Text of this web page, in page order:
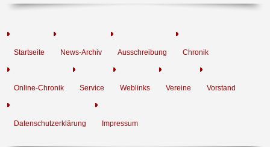
Startseite News-Archiv Ausschreibung Chronik
Online-Chronik Service Weblinks Vereine Vorstand
Datenschutzerklärung Impressum